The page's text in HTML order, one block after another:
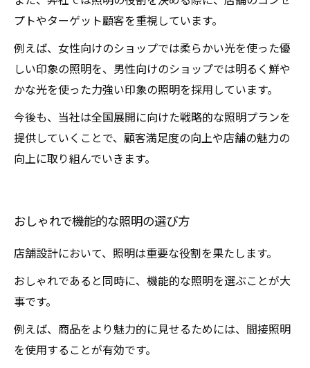
プトやターゲット顧客を重視しています。
例えば、女性向けのショップでは柔らかい光を使った優
しい印象の照明を、男性向けのショップでは明るく鮮や
かな光を使った力強い印象の照明を採用しています。
今後も、当社は全国展開に向けた戦略的な照明プランを
提供していくことで、顧客満足度の向上や店舗の魅力の
向上に取り組んでいきます。
おしゃれで機能的な照明の選び方
店舗設計において、照明は重要な役割を果たします。
おしゃれであると同時に、機能的な照明を選ぶことが大
事です。
例えば、商品をより魅力的に見せるためには、間接照明
を使用することが有効です。